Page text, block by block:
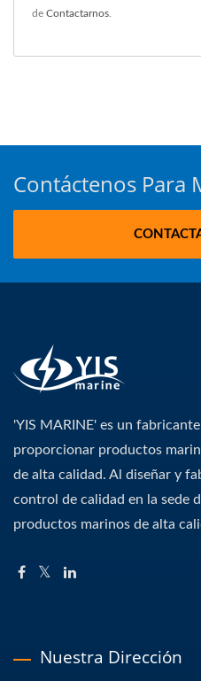
de Contactarnos
Contáctenos Para
'YIS MARINE' es un
proporcionar productos
de alta calidad. Al diseñar y
control de calidad en la sede
productos marinos de alta
Nuestra Dirección